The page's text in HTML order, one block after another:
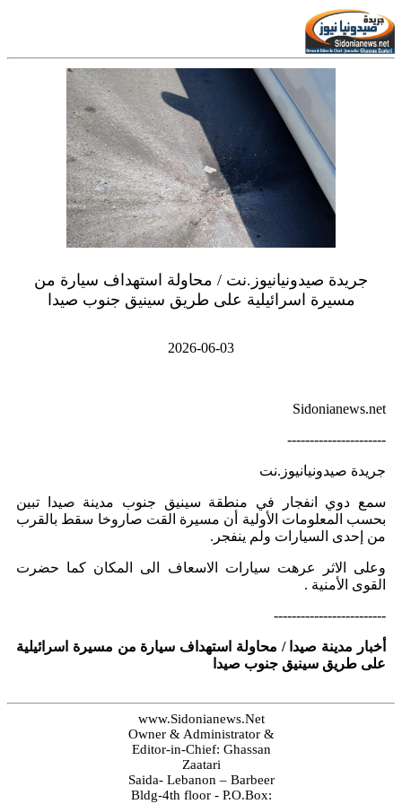
جريدة صيدونيانيوز.نت / محاولة استهداف سيارة من
مسيرة اسرائيلية على طريق سينيق جنوب صيدا
2026-06-03
Sidonianews.net
----------------------
جريدة صيدونيانيوز.نت
سمع دوي انفجار في منطقة سينيق جنوب مدينة صيدا تبين
بحسب المعلومات الأولية أن مسيرة القت صاروخا سقط بالقرب
من إحدى السيارات ولم ينفجر.
وعلى الاثر عرهت سيارات الاسعاف الى المكان كما حضرت
القوى الأمنية .
-------------------------
أخبار مدينة صيدا / محاولة استهداف سيارة من مسيرة اسرائيلية
على طريق سينيق جنوب صيدا
www.Sidonianews.Net
Owner & Administrator &
Editor-in-Chief: Ghassan
Zaatari
Saida- Lebanon – Barbeer
Bldg-4th floor - P.O.Box: